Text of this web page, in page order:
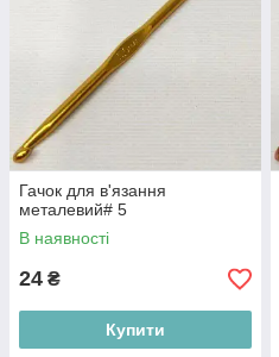
Гачок для в'язання
металевий# 5
В наявності
24 ₴
Купити